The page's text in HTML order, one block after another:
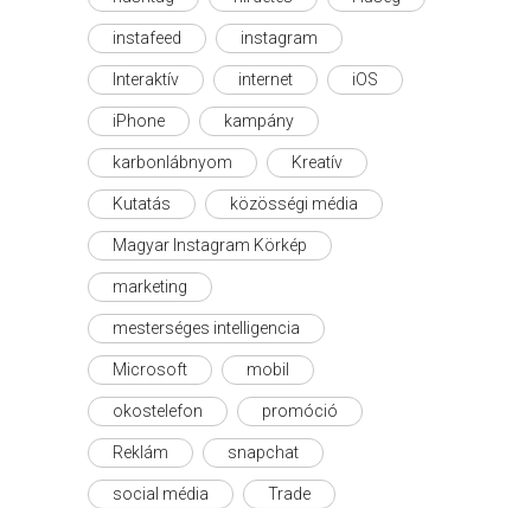
instafeed instagram
Interaktív internet iOS
iPhone kampány
karbonlábnyom Kreatív
Kutatás közösségi média
Magyar Instagram Körkép
marketing
mesterséges intelligencia
Microsoft mobil
okostelefon promóció
Reklám snapchat
social média Trade